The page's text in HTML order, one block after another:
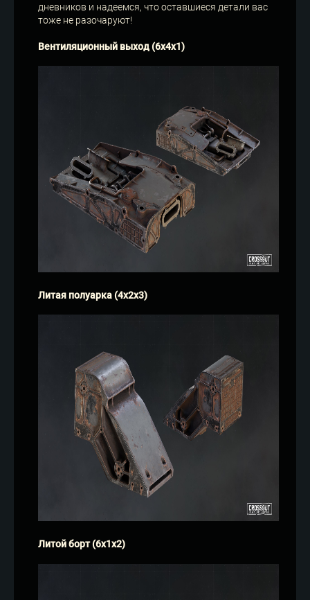
дневников и надеемся, что оставшиеся детали вас
тоже не разочаруют!
Вентиляционный выход (6х4х1)
Литая полуарка (4х2х3)
Литой борт (6х1х2)